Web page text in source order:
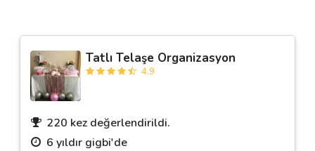
Tatlı Telaşe Organizasyon
4.9
220 kez değerlendirildi.
6 yıldır gigbi'de